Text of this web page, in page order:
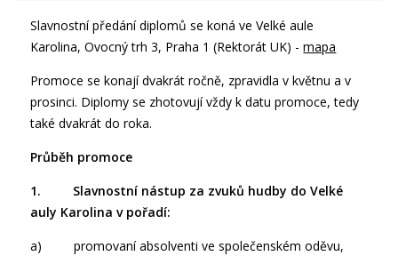
Slavnostní předání diplomů se koná ve Velké aule
Karolina, Ovocný trh 3, Praha 1 (Rektorát UK) -mapa
Promoce se konají dvakrát ročně, zpravidla v květnu a v
prosinci. Diplomy se zhotovují vždy k datu promoce, tedy
také dvakrát do roka.
Průběh promoce
1. Slavnostní nástup za zvuků hudby do Velké
auly Karolina v pořadí:
a) promovaní absolventi ve společenském oděvu,